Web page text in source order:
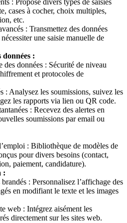
: Propose divers types de saisies
cases à cocher, choix multiples,
etc.
: Transmettez des données
une saisie manuelle de
données :
des données : Sécurité de niveau
et protocoles de
: Analysez les soumissions, suivez les
les rapports via lien ou QR code.
: Recevez des alertes en
soumissions par email ou
: Bibliothèque de modèles de
pour divers besoins (contact,
paiement, candidature).
:
: Personnalisez l’affichage des
en modifiant le texte et les images
web : Intégrez aisément les
directement sur les sites web.